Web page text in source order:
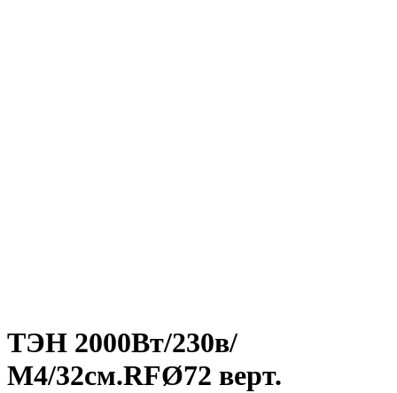
ТЭН 2000Вт/230в/
М4/32см.RFØ72 верт.